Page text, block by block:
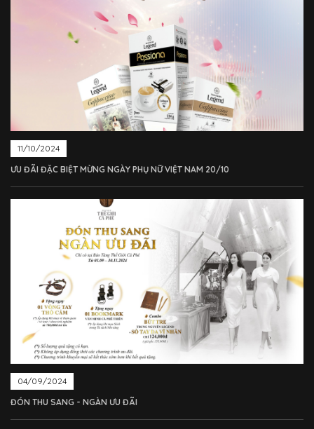
11/10/2024
ƯU ĐÃI ĐẶC BIỆT MỪNG NGÀY PHỤ NỮ VIỆT NAM 20/10
04/09/2024
ĐÓN THU SANG - NGÀN ƯU ĐÃI